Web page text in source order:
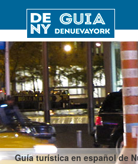
Guía turística en español de